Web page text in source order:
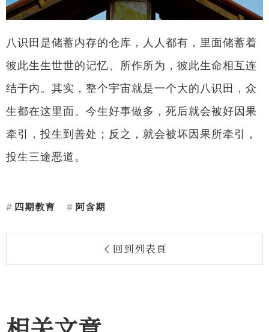
八识田是储蓄内存的仓库，人人都有，里面储蓄着
彼此生生世世的记忆、所作所为，彼此生命相互连
结于内。其实，整个宇宙就是一个大的八识田，众
生都在这里面。今生好事做多，死后就会被好因果
牵引，投生到善处；反之，就会被坏因果所牵引，
投生三途恶道。
四期教育 阿含期
回到列表頁